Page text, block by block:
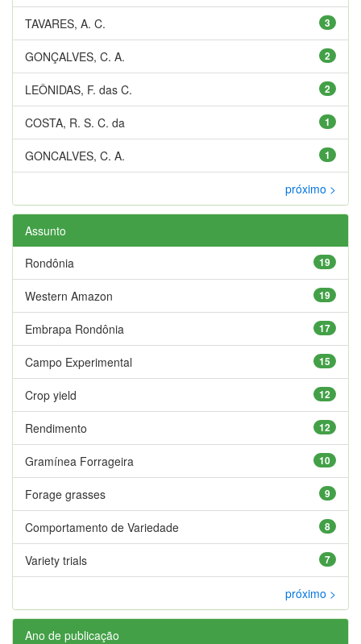
3
TAVARES, A. C.
2
GONÇALVES, C. A.
2
LEÔNIDAS, F. das C.
1
COSTA, R. S. C. da
1
GONCALVES, C. A.
próximo >
Assunto
19
Rondônia
19
Western Amazon
17
Embrapa Rondônia
15
Campo Experimental
12
Crop yield
12
Rendimento
10
Gramínea Forrageira
9
Forage grasses
8
Comportamento de Variedade
7
Variety trials
próximo >
Ano de publicação